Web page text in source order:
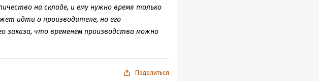
на складе, и ему нужно время только
идти о производителе, но его
заказа, что временем производства можно
Поделиться